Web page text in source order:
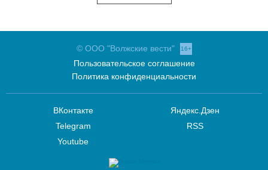
© ООО "Волжские вести" 16+
Пользовательское соглашение
Политика конфиденциальности
ВКонтакте
Telegram
Youtube
Яндекс.Дзен
RSS